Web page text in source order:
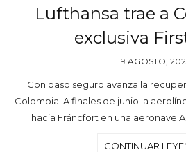
Lufthansa trae a
exclusiva
9 AGOSTO,
Con paso seguro avanza la
Colombia. A finales de junio la
hacia Fráncfort en una aeronave
CONTINUAR